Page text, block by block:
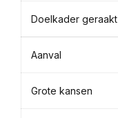
Doelkader geraakt
Aanval
Grote kansen